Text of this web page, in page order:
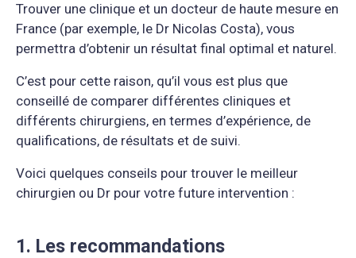
Trouver une clinique et un docteur de haute mesure en
France (par exemple, le Dr Nicolas Costa), vous
permettra d’obtenir un résultat final optimal et naturel.
C’est pour cette raison, qu’il vous est plus que
conseillé de comparer différentes cliniques et
différents chirurgiens, en termes d’expérience, de
qualifications, de résultats et de suivi.
Voici quelques conseils pour trouver le meilleur
chirurgien ou Dr pour votre future intervention :
1. Les recommandations